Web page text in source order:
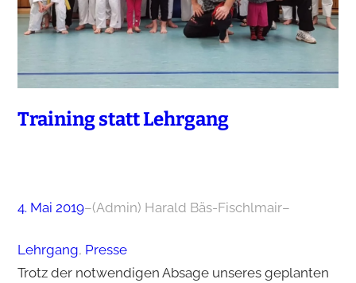
Training statt Lehrgang
4. Mai 2019–(Admin) Harald Bäs-Fischlmair–
Lehrgang, Presse
Trotz der notwendigen Absage unseres geplanten